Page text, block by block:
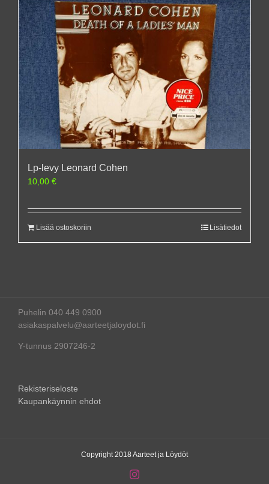
Lp-levy Leonard Cohen
10,00 €
Lisää ostoskoriin Lisätiedot
Puhelin 040 449 0900
asiakaspalvelu@aarteetjaloydot.fi
Y-tunnus 2907246-2
Rekisteriseloste
Kaupankäynnin ehdot
Copyright 2018 Aarteet ja Löydöt
Instagram